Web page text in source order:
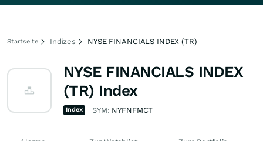
Startseite Indizes NYSE FINANCIALS INDEX (TR)
NYSE FINANCIALS INDEX
(TR) Index
Index SYM: NYFNFMCT